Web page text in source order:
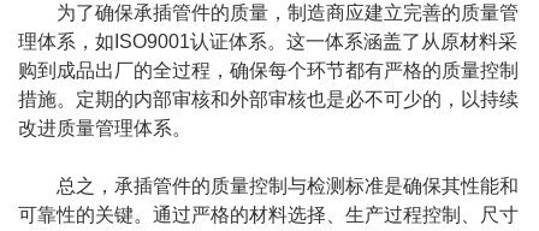
为了确保承插管件的质量，制造商应建立完善的质量管
理体系，如ISO9001认证体系。这一体系涵盖了从原材料采
购到成品出厂的全过程，确保每个环节都有严格的质量控制
措施。定期的内部审核和外部审核也是必不可少的，以持续
改进质量管理体系。
总之， 承插管件的质量控制与检测标准是确保其性能和
可靠性的关键。通过严格的材料选择、生产过程控制、尺寸